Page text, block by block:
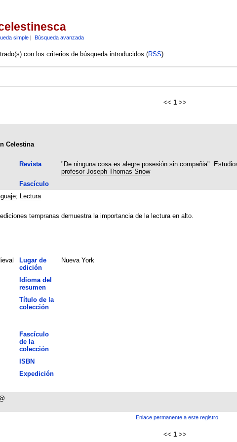
simple| Búsqueda avanzada
con los criterios de búsqueda introducidos (RSS):
<< 1 >>
Celestina
Revista
"De ninguna cosa es alegre posesión sin compañia".
profesor Joseph Thomas Snow
Fascículo
; Lectura
tempranas demuestra la importancia de la lectura en alto.
Lugar de
edición
Nueva York
Idioma del
resumen
Título de la
colección
Fascículo
de la
colección
ISBN
Expedición
Enlace permanente a este registro
<< 1 >>